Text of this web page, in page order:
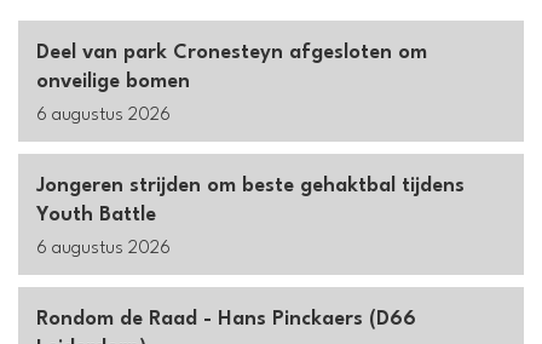
Deel van park Cronesteyn afgesloten om
onveilige bomen
6 augustus 2026
Jongeren strijden om beste gehaktbal tijdens
Youth Battle
6 augustus 2026
Rondom de Raad - Hans Pinckaers (D66